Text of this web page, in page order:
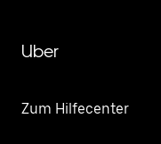
Uber
Zum Hilfecenter